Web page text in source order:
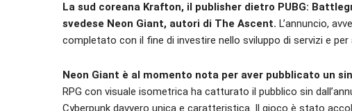
La sud coreana Krafton, il publisher dietro PUBG:
svedese Neon Giant, autori di The Ascent. L’annuncio,
completato con il fine di investire nello sviluppo di servizi e
Neon Giant è al momento nota per aver pubblicato un
RPG con visuale isometrica ha catturato il pubblico sin
Cyberpunk davvero unica e caratteristica. Il gioco è stato